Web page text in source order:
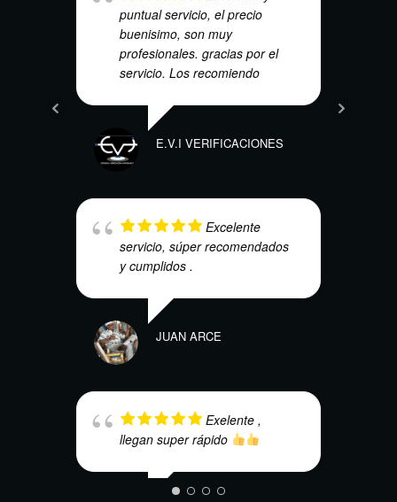
puntual servicio, el precio
buenisimo, son muy
profesionales. gracias por el
servicio. Los recomiendo
E.V.I VERIFICACIONES
Excelente
servicio, súper recomendados
y cumplidos .
JUAN ARCE
Exelente ,
llegan super rápido